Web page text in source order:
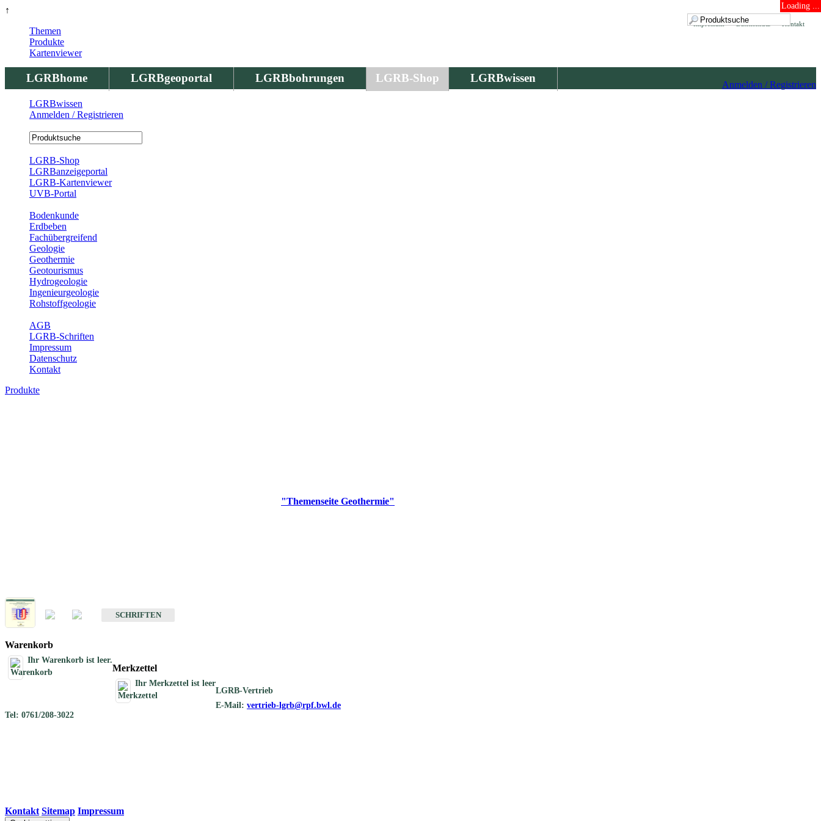
↑ Loading ...
Kontakt
Datenschutz
Impressum
LGRBhome LGRBgeoportal LGRBbohrungen LGRB-Shop LGRBwissen
Anmelden / Registrieren
Themen
Produkte
Kartenviewer
LGRBwissen
Anmelden / Registrieren
LGRB-Shop
LGRBanzeigeportal
LGRB-Kartenviewer
UVB-Portal
Bodenkunde
Erdbeben
Fachübergreifend
Geologie
Geothermie
Geotourismus
Hydrogeologie
Ingenieurgeologie
Rohstoffgeologie
AGB
LGRB-Schriften
Impressum
Datenschutz
Kontakt
Produkte
"Themenseite Geothermie"
SCHRIFTEN
Warenkorb
Ihr Warenkorb ist leer.
Merkzettel
Ihr Merkzettel ist leer
LGRB-Vertrieb
E-Mail: vertrieb-lgrb@rpf.bwl.de
Tel: 0761/208-3022
Kontakt Sitemap Impressum